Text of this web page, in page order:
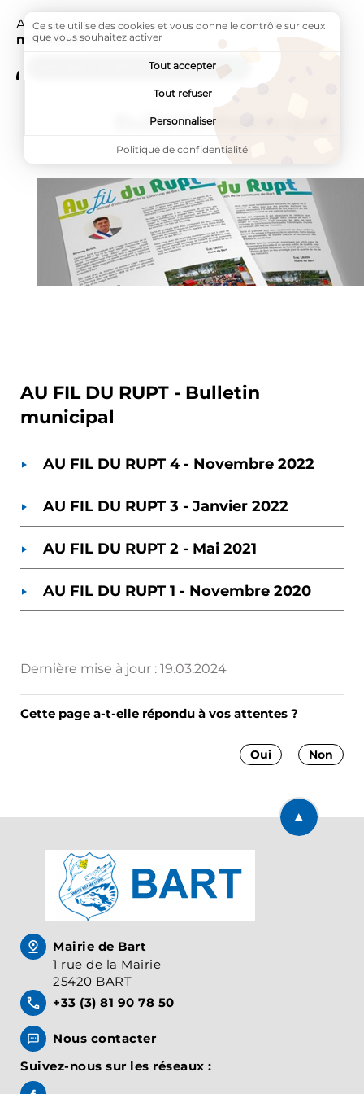
Accueil Vie de la commune Page active :
Bulletin
municipal
ADDTOANY (SHARE) EST DÉSACTIVÉ.
Bulletin municipal
AU FIL DU RUPT - Bulletin
municipal
AU FIL DU RUPT 4 - Novembre 2022
AU FIL DU RUPT 3 - Janvier 2022
AU FIL DU RUPT 2 - Mai 2021
AU FIL DU RUPT 1 - Novembre 2020
Dernière mise à jour : 19.03.2024
Cette page a-t-elle répondu à vos attentes ?
Non
Oui
Retourner
Mairie de Bart
1 rue de la Mairie
25420 BART
+33 (3) 81 90 78 50
Nous contacter
Suivez-nous sur les réseaux :
Suivez-nous sur Facebook, BART Officiel
Ce site utilise des cookies et vous donne le contrôle sur ceux
que vous souhaitez activer
Tout accepter
Tout refuser
Personnaliser
Politique de confidentialité